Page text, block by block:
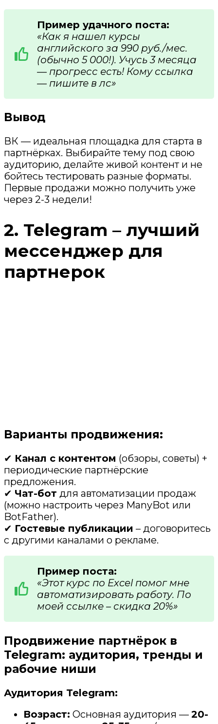
Пример удачного поста:
«Как я нашел курсы
английского за 990 руб./мес.
(обычно 5 000!). Учусь 3 месяца
— прогресс есть! Кому ссылка
— пишите в лс»
Вывод
ВК — идеальная площадка для старта в
партнёрках. Выбирайте тему под свою
аудиторию, делайте живой контент и не
бойтесь тестировать разные форматы.
Первые продажи можно получить уже
через 2-3 недели!
2. Telegram – лучший
мессенджер для
партнерок
Варианты продвижения:
✔ Канал с контентом (обзоры, советы) +
периодические партнёрские
предложения.
✔ Чат-бот для автоматизации продаж
(можно настроить через ManyBot или
BotFather).
✔ Гостевые публикации – договоритесь
с другими каналами о рекламе.
Пример поста:
«Этот курс по Excel помог мне
автоматизировать работу. По
моей ссылке – скидка 20%»
Продвижение партнёрок в
Telegram: аудитория, тренды и
рабочие ниши
Аудитория Telegram:
Возраст: Основная аудитория — 20-